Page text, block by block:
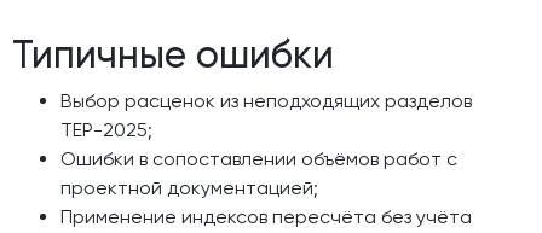
Типичные ошибки
Выбор расценок из неподходящих разделов
ТЕР-2025;
Ошибки в сопоставлении объёмов работ с
проектной документацией;
Применение индексов пересчёта без учёта